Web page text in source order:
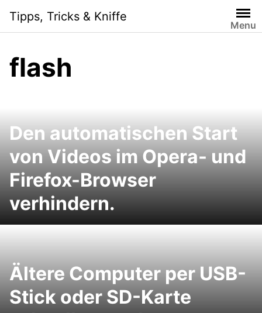
content
Tipps, Tricks & Kniffe
Menu
flash
Den automatischen Start
von Videos im Opera- und
Firefox-Browser
verhindern.
Ältere Computer per USB-
Stick oder SD-Karte